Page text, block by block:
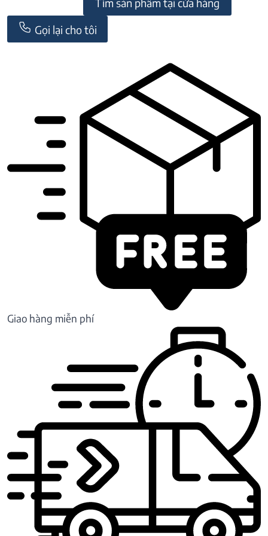
Gọi lại cho tôi
Giao hàng miễn phí